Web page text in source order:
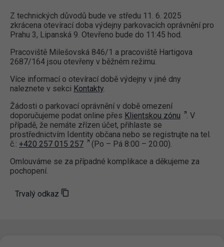
Z technických důvodů bude ve středu 11. 6. 2025
zkrácena otevírací doba výdejny parkovacích oprávnění pro
Prahu 3, Lipanská 9. Otevřeno bude do 11:45 hod.
Pracoviště Milešovská 846/1 a pracoviště Hartigova
2687/164 jsou otevřeny v běžném režimu.
Více informací o otevírací době výdejny v jiné dny
naleznete v sekci Kontakty.
Žádosti o parkovací oprávnění v době omezení
doporučujeme podat online přes Klientskou zónu
. V
případě, že nemáte zřízen účet, přihlaste se
prostřednictvím Identity občana nebo se registrujte na tel.
č.: +420 257 015 257
(Po – Pá 8:00 – 20:00).
Omlouváme se za případné komplikace a děkujeme za
pochopení.
Trvalý odkaz